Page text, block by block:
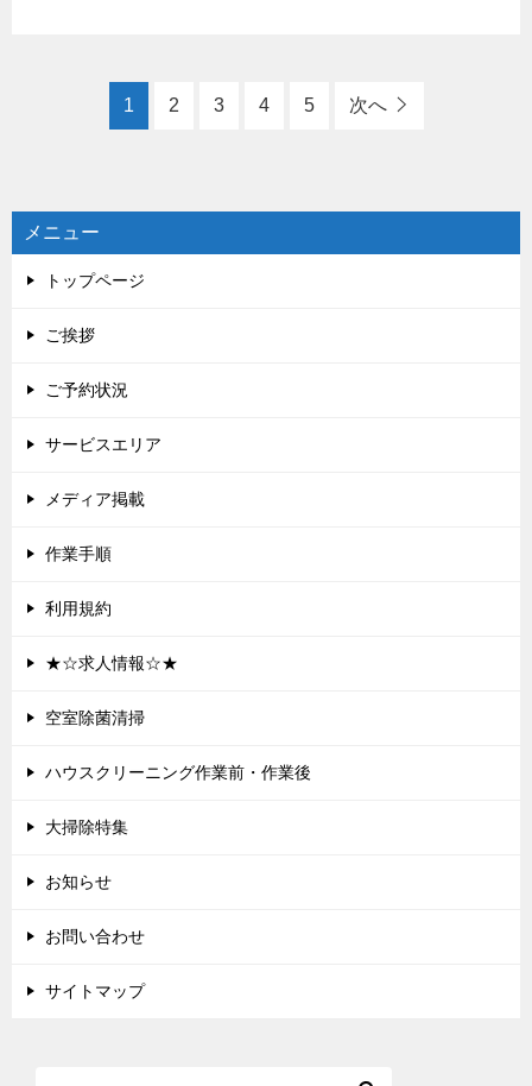
1 2 3 4 5 次へ
メニュー
トップページ
ご挨拶
ご予約状況
サービスエリア
メディア掲載
作業手順
利用規約
★☆求人情報☆★
空室除菌清掃
ハウスクリーニング作業前・作業後
大掃除特集
お知らせ
お問い合わせ
サイトマップ